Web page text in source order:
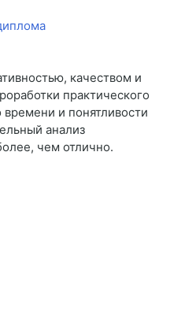
качеством и
практического
и понятливости
анализ
чем отлично.